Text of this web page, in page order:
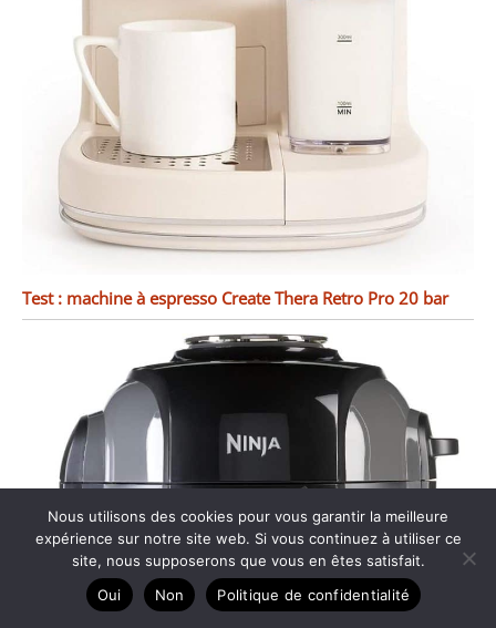
Test : machine à espresso Create Thera Retro Pro 20 bar
Nous utilisons des cookies pour vous garantir la meilleure
expérience sur notre site web. Si vous continuez à utiliser ce
site, nous supposerons que vous en êtes satisfait.
Oui
Non Politique de confidentialité